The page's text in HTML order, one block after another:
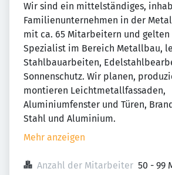
Wir sind ein mittelständiges,
Familienunternehmen in der
mit ca. 65 Mitarbeitern und gelten
Spezialist im Bereich Metallbau,
Stahlbauarbeiten,
Sonnenschutz. Wir planen,
montieren Leichtmetallfassaden,
Aluminiumfenster und Türen,
Stahl und Aluminium.
Mehr anzeigen
Anzahl der Mitarbeiter 50 - 99